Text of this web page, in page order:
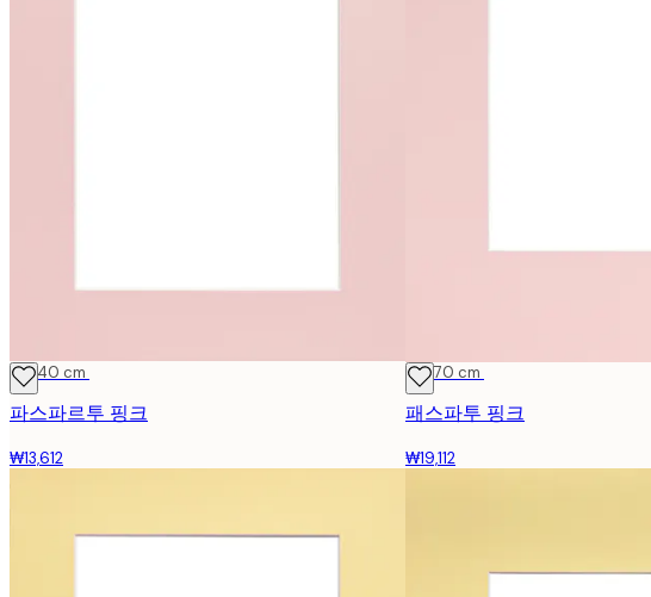
30x40 cm
파스파르투 핑크
₩13,612
50x70 cm
패스파투 핑크
₩19,112